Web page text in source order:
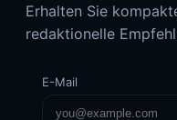
Erhalten Sie
redaktionelle
E-Mail